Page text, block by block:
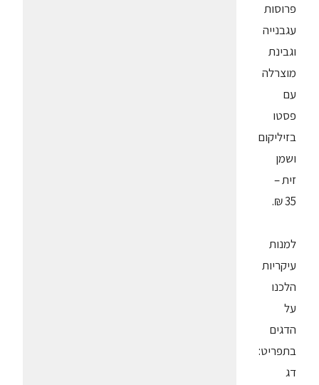
פרוסות
עגבנייה
וגבינת
מוצרלה
עם
פסטו
בזיליקום
ושמן
זית –
35 ₪.
למנות
עיקריות
הלכנו
על
הדגים
בתפריט:
דג